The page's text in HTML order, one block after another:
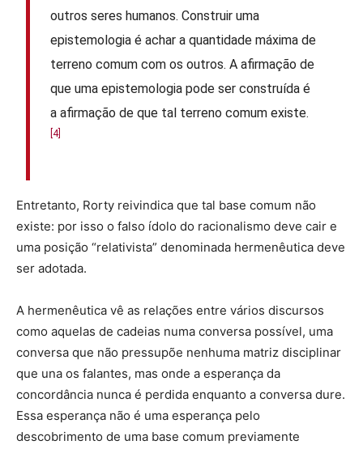
outros seres humanos. Construir uma
epistemologia é achar a quantidade máxima de
terreno comum com os outros. A afirmação de
que uma epistemologia pode ser construída é
a afirmação de que tal terreno comum existe.
[4]
Entretanto, Rorty reivindica que tal base comum não
existe: por isso o falso ídolo do racionalismo deve cair e
uma posição “relativista” denominada hermenêutica deve
ser adotada.
A hermenêutica vê as relações entre vários discursos
como aquelas de cadeias numa conversa possível, uma
conversa que não pressupõe nenhuma matriz disciplinar
que una os falantes, mas onde a esperança da
concordância nunca é perdida enquanto a conversa dure.
Essa esperança não é uma esperança pelo
descobrimento de uma base comum previamente